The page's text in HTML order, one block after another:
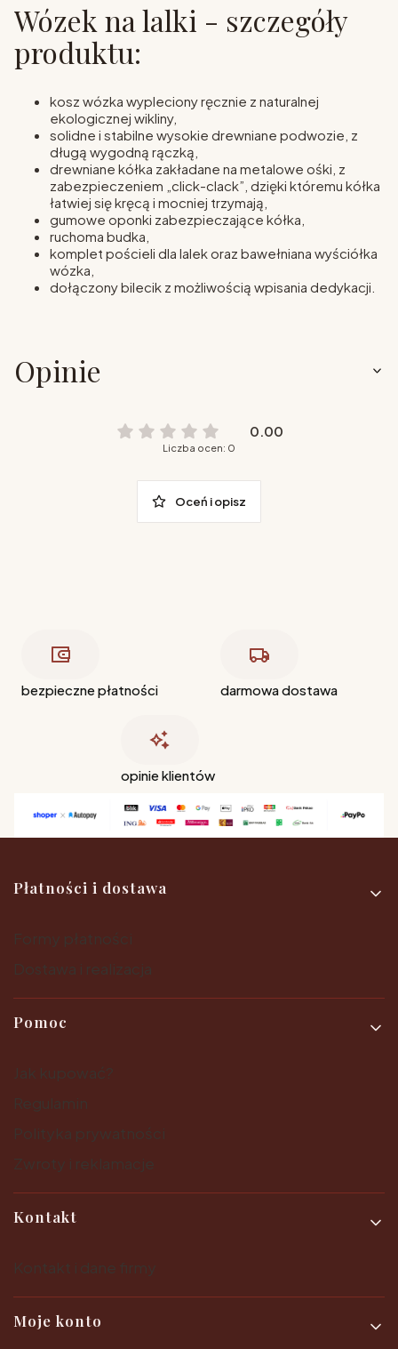
Wózek na lalki - szczegóły
produktu:
kosz wózka wypleciony ręcznie z naturalnej
ekologicznej wikliny,
solidne i stabilne wysokie drewniane podwozie, z
długą wygodną rączką,
drewniane kółka zakładane na metalowe ośki, z
zabezpieczeniem „click-clack”, dzięki któremu kółka
łatwiej się kręcą i mocniej trzymają,
gumowe oponki zabezpieczające kółka,
ruchoma budka,
komplet pościeli dla lalek oraz bawełniana wyściółka
wózka,
dołączony bilecik z możliwością wpisania dedykacji.
Opinie
0.00
Liczba ocen: 0
Oceń i opisz
bezpieczne płatności darmowa dostawa
opinie klientów
Linki w stopce
Płatności i dostawa
Pomoc
Kontakt
Moje konto